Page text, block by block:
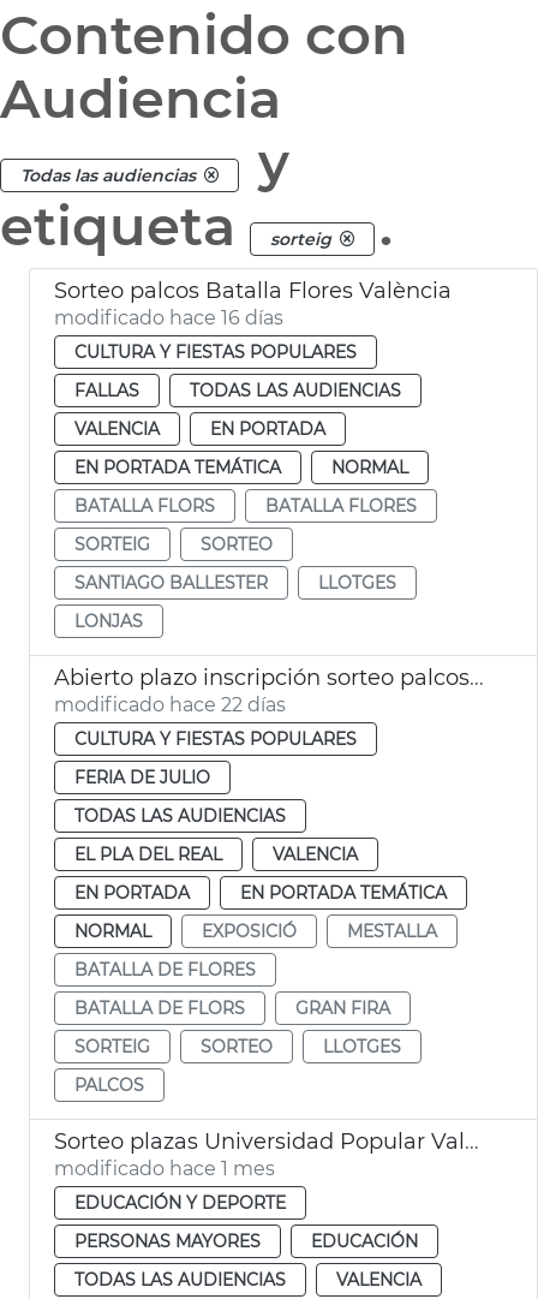
Contenido con
Audiencia
Todas las audiencias
y
etiqueta
sorteig .
Sorteo palcos Batalla Flores València
modificado hace 16 días
CULTURA Y FIESTAS POPULARES
FALLAS
TODAS LAS AUDIENCIAS
VALENCIA
EN PORTADA
EN PORTADA TEMÁTICA
NORMAL
BATALLA FLORS
BATALLA FLORES
SORTEIG
SORTEO
SANTIAGO BALLESTER
LLOTGES
LONJAS
Abierto plazo inscripción sorteo palcos Batalla de Flores València
modificado hace 22 días
CULTURA Y FIESTAS POPULARES
FERIA DE JULIO
TODAS LAS AUDIENCIAS
EL PLA DEL REAL
VALENCIA
EN PORTADA
EN PORTADA TEMÁTICA
NORMAL
EXPOSICIÓ
MESTALLA
BATALLA DE FLORES
BATALLA DE FLORS
GRAN FIRA
SORTEIG
SORTEO
LLOTGES
PALCOS
Sorteo plazas Universidad Popular València
modificado hace 1 mes
EDUCACIÓN Y DEPORTE
PERSONAS MAYORES
EDUCACIÓN
TODAS LAS AUDIENCIAS
VALENCIA